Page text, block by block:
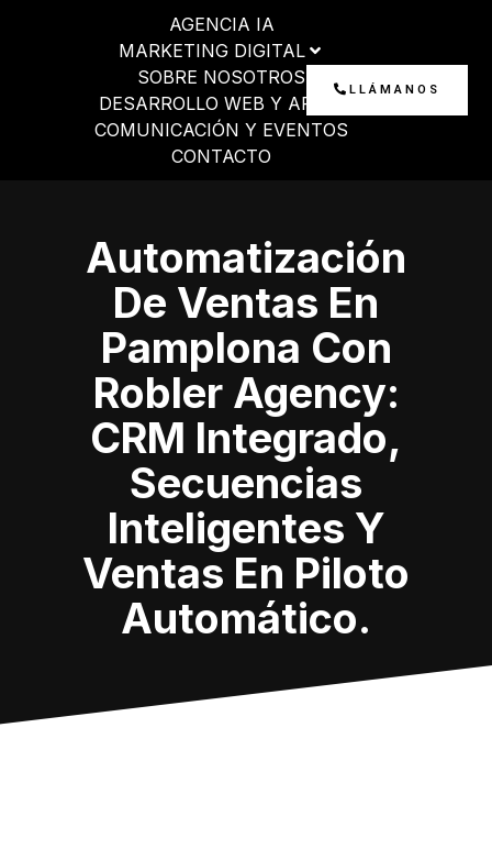
AGENCIA IA
MARKETING DIGITAL
SOBRE NOSOTROS
DESARROLLO WEB Y APP
COMUNICACIÓN Y EVENTOS
CONTACTO
LLÁMANOS
Automatización
De Ventas En
Pamplona Con
Robler Agency:
CRM Integrado,
Secuencias
Inteligentes Y
Ventas En Piloto
Automático.